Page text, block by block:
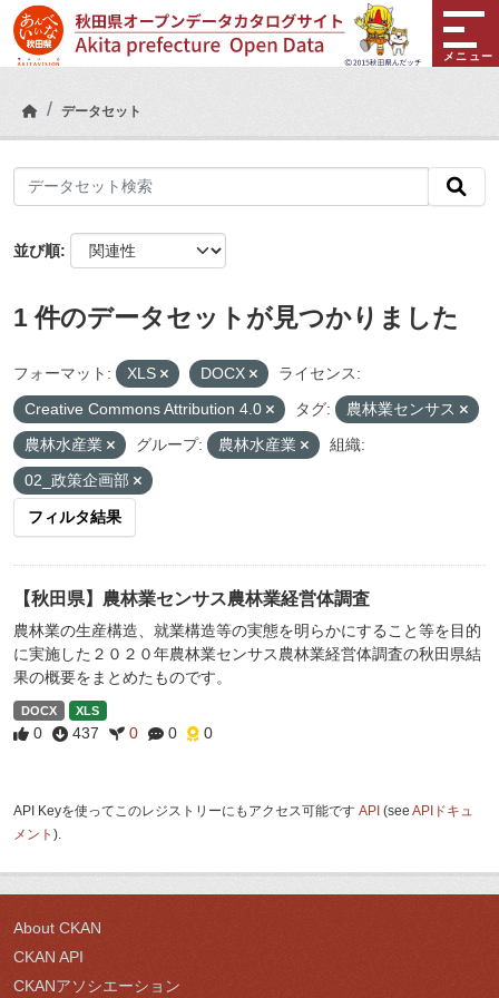
Skip to main content
メニュー
データセット
並び順
1 件のデータセットが見つかりました
フォーマット: XLS DOCX
ライセンス:
Creative Commons Attribution 4.0
タグ:
農林業センサス
農林水産業
グループ: 農林水産業
組織:
02_政策企画部
フィルタ結果
【秋田県】農林業センサス農林業経営体調査
農林業の生産構造、就業構造等の実態を明らかにすること等を目的
に実施した２０２０年農林業センサス農林業経営体調査の秋田県結
果の概要をまとめたものです。
DOCX XLS
0 437 0 0 0
API Keyを使ってこのレジストリーにもアクセス可能です API (see APIドキュ
メント ).
About CKAN
CKAN API
CKANアソシエーション